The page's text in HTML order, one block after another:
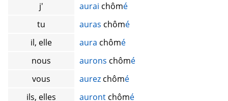
j'
aurai chômé
tu
auras chômé
il, elle
aura chômé
nous
aurons chômé
vous
aurez chômé
ils, elles
auront chômé